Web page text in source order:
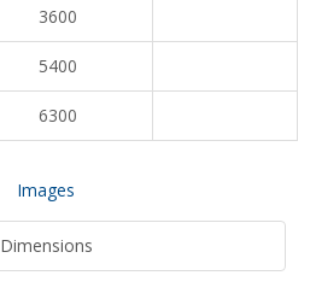
3600
5400
6300
Images
Dimensions